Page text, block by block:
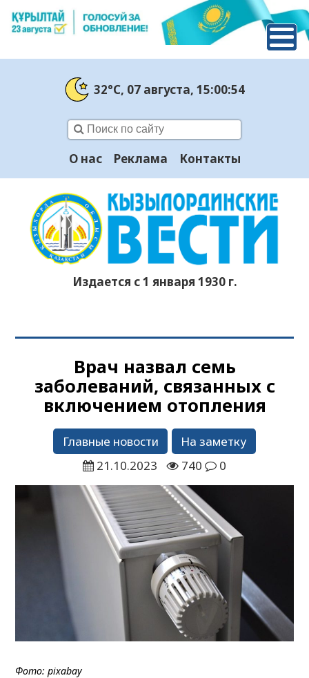
32°C, 07 августа, 15:00:55
О нас Реклама Контакты
Издается с 1 января 1930 г.
Врач назвал семь
заболеваний, связанных с
включением отопления
Главные новости
На заметку
21.10.2023
740 0
Фото: pixabay